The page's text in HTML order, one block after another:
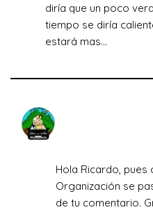
diría que un poco
tiempo se diría
estará mas…
Hola Ricardo, pues
Organización se
de tu comentario.